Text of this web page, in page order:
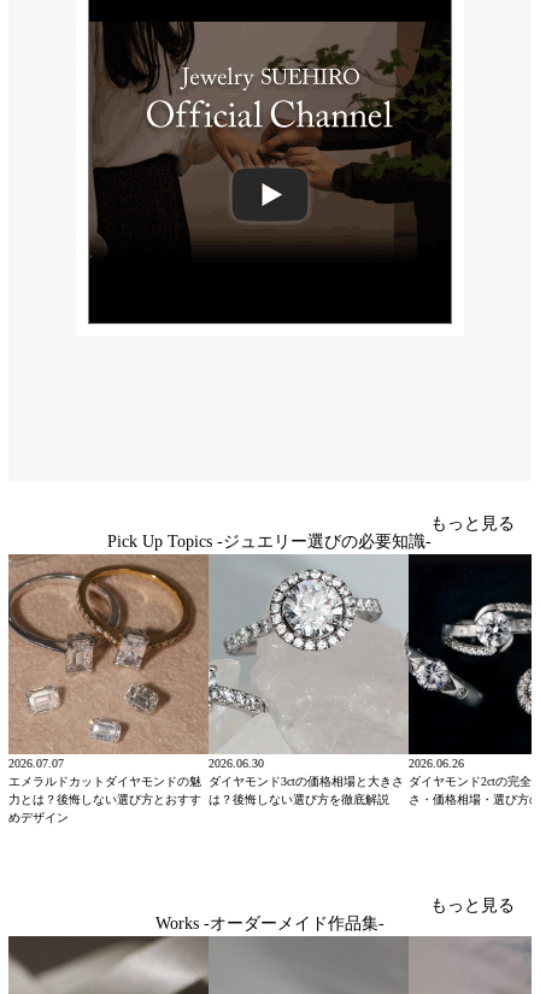
Pick Up Topics -ジュエリー選びの必要知識-
もっと見る
2026.07.07
エメラルドカットダイヤモンドの魅
力とは？後悔しない選び方とおすす
めデザイン
2026.06.30
ダイヤモンド3ctの価格相場と大きさ
は？後悔しない選び方を徹底解説
2026.06.26
ダイヤモンド2ctの完全
さ・価格相場・選び方
Works -オーダーメイド作品集-
もっと見る